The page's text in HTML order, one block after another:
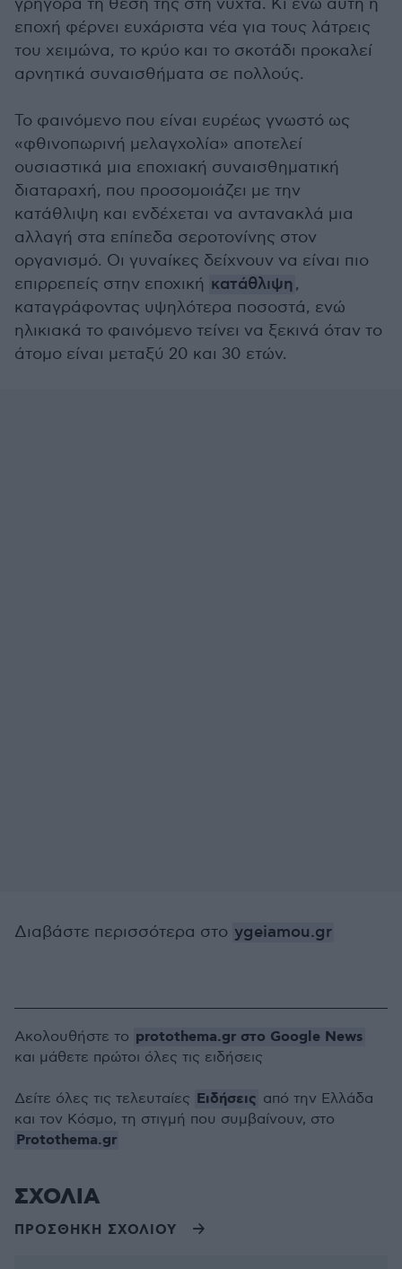
γρήγορα τη θέση της στη νύχτα. Κι ενώ αυτή η
εποχή φέρνει ευχάριστα νέα για τους λάτρεις
του χειμώνα, το κρύο και το σκοτάδι προκαλεί
αρνητικά συναισθήματα σε πολλούς.
Το φαινόμενο που είναι ευρέως γνωστό ως
«φθινοπωρινή μελαγχολία» αποτελεί
ουσιαστικά μια εποχιακή συναισθηματική
διαταραχή, που προσομοιάζει με την
κατάθλιψη και ενδέχεται να αντανακλά μια
αλλαγή στα επίπεδα σεροτονίνης στον
οργανισμό. Οι γυναίκες δείχνουν να είναι πιο
επιρρεπείς στην εποχική κατάθλιψη,
καταγράφοντας υψηλότερα ποσοστά, ενώ
ηλικιακά το φαινόμενο τείνει να ξεκινά όταν το
άτομο είναι μεταξύ 20 και 30 ετών.
Διαβάστε περισσότερα στο ygeiamou.gr
Ακολουθήστε το protothema.gr στο Google News
και μάθετε πρώτοι όλες τις ειδήσεις
Δείτε όλες τις τελευταίες Ειδήσεις από την Ελλάδα
και τον Κόσμο, τη στιγμή που συμβαίνουν, στο
Protothema.gr
ΣΧΟΛΙΑ
ΠΡΟΣΘΗΚΗ ΣΧΟΛΙΟΥ